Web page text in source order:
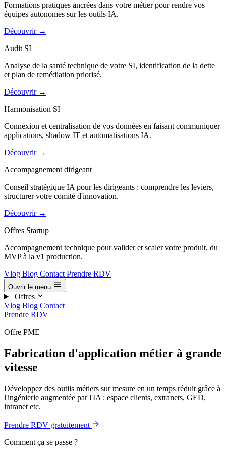
Formations pratiques ancrées dans votre métier pour rendre vos
équipes autonomes sur les outils IA.
Découvrir →
Audit SI
Analyse de la santé technique de votre SI, identification de la dette
et plan de remédiation priorisé.
Découvrir →
Harmonisation SI
Connexion et centralisation de vos données en faisant communiquer
applications, shadow IT et automatisations IA.
Découvrir →
Accompagnement dirigeant
Conseil stratégique IA pour les dirigeants : comprendre les leviers,
structurer votre comité d'innovation.
Découvrir →
Offres Startup
Accompagnement technique pour valider et scaler votre produit, du
MVP à la v1 production.
Vlog Blog Contact Prendre RDV
Ouvrir le menu
Offres
Vlog Blog Contact
Prendre RDV
Offre PME
Fabrication d'application métier à grande
vitesse
Développez des outils métiers sur mesure en un temps réduit grâce à
l'ingénierie augmentée par l'IA : espace clients, extranets, GED,
intranet etc.
Prendre RDV gratuitement
Comment ça se passe ?